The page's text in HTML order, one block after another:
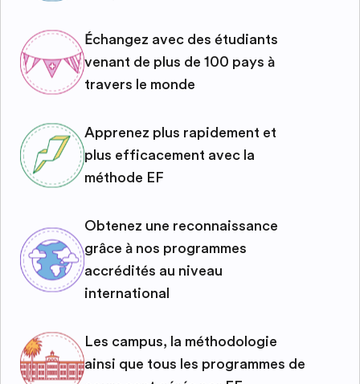
Échangez avec des étudiants
venant de plus de 100 pays à
travers le monde
Apprenez plus rapidement et
plus efficacement avec la
méthode EF
Obtenez une reconnaissance
grâce à nos programmes
accrédités au niveau
international
Les campus, la méthodologie
ainsi que tous les programmes de